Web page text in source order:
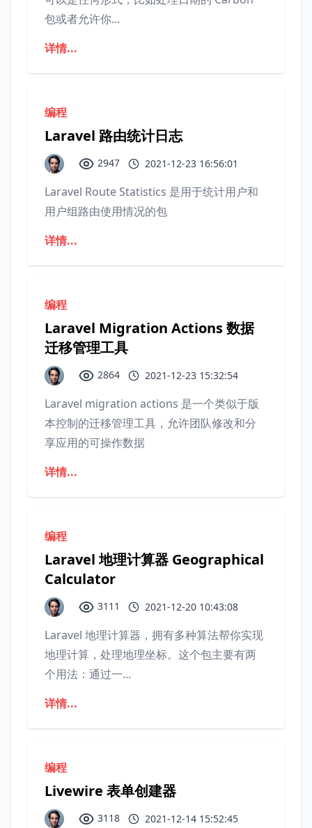
包或者允许你...
详情...
编程
Laravel 路由统计日志
2947 2021-12-23 16:56:01
Laravel Route Statistics 是用于统计用户和
用户组路由使用情况的包
详情...
编程
Laravel Migration Actions 数据
迁移管理工具
2864 2021-12-23 15:32:54
Laravel migration actions 是一个类似于版
本控制的迁移管理工具，允许团队修改和分
享应用的可操作数据
详情...
编程
Laravel 地理计算器 Geographical
Calculator
3111 2021-12-20 10:43:08
Laravel 地理计算器，拥有多种算法帮你实现
地理计算，处理地理坐标。这个包主要有两
个用法：通过一...
详情...
编程
Livewire 表单创建器
3118 2021-12-14 15:52:45